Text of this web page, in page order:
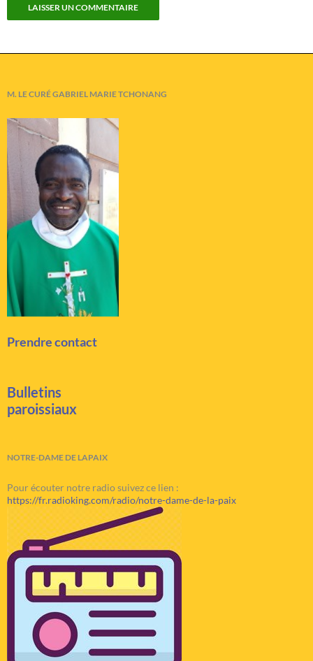
M. LE CURÉ GABRIEL MARIE TCHONANG
Prendre contact
Bulletins
paroissiaux
NOTRE-DAME DE LAPAIX
Pour écouter notre radio suivez ce lien :
https://fr.radioking.com/radio/notre-dame-de-la-paix